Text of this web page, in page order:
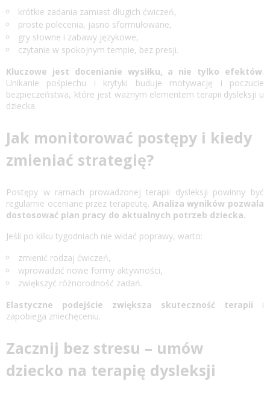
krótkie zadania zamiast długich ćwiczeń,
proste polecenia, jasno sformułowane,
gry słowne i zabawy językowe,
czytanie w spokojnym tempie, bez presji.
Kluczowe jest docenianie wysiłku, a nie tylko efektów.
Unikanie pośpiechu i krytyki buduje motywację i poczucie
bezpieczeństwa, które jest ważnym elementem terapii dysleksji u
dziecka.
Jak monitorować postępy i kiedy
zmieniać strategię?
Postępy w ramach prowadzonej terapii dysleksji powinny być
regularnie oceniane przez terapeutę. Analiza wyników pozwala
dostosować plan pracy do aktualnych potrzeb dziecka.
Jeśli po kilku tygodniach nie widać poprawy, warto:
zmienić rodzaj ćwiczeń,
wprowadzić nowe formy aktywności,
zwiększyć różnorodność zadań.
Elastyczne podejście zwiększa skuteczność terapii i
zapobiega zniechęceniu.
Zacznij bez stresu – umów
dziecko na terapię dysleksji